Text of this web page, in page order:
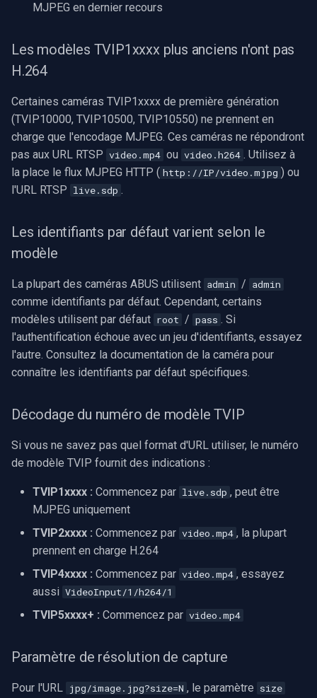
MJPEG en dernier recours
Les modèles TVIP1xxxx plus anciens n'ont pas
H.264
Certaines caméras TVIP1xxxx de première génération
(TVIP10000, TVIP10500, TVIP10550) ne prennent en
charge que l'encodage MJPEG. Ces caméras ne répondront
pas aux URL RTSP video.mp4 ou video.h264 . Utilisez à
la place le flux MJPEG HTTP ( http://IP/video.mjpg ) ou
l'URL RTSP live.sdp .
Les identifiants par défaut varient selon le
modèle
La plupart des caméras ABUS utilisent admin / admin
comme identifiants par défaut. Cependant, certains
modèles utilisent par défaut root / pass . Si
l'authentification échoue avec un jeu d'identifiants, essayez
l'autre. Consultez la documentation de la caméra pour
connaître les identifiants par défaut spécifiques.
Décodage du numéro de modèle TVIP
Si vous ne savez pas quel format d'URL utiliser, le numéro
de modèle TVIP fournit des indications :
TVIP1xxxx : Commencez par live.sdp , peut être
MJPEG uniquement
TVIP2xxxx : Commencez par video.mp4 , la plupart
prennent en charge H.264
TVIP4xxxx : Commencez par video.mp4 , essayez
aussi VideoInput/1/h264/1
TVIP5xxxx+ : Commencez par video.mp4
Paramètre de résolution de capture
Pour l'URL jpg/image.jpg?size=N , le paramètre size